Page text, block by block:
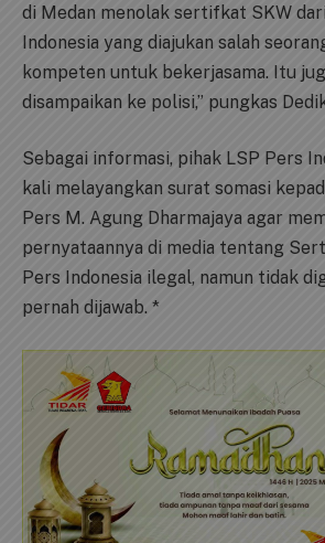
di Medan menolak sertifkat SKW
Indonesia yang diajukan salah
kompeten untuk bekerjasama. Itu
disampaikan ke polisi,” pungkas
Sebagai informasi, pihak LSP Pers
kali melayangkan surat somasi
Pers M. Agung Dharmajaya agar
pernyataannya di media tentang
Pers Indonesia ilegal, namun tidak
pernah dijawab. *